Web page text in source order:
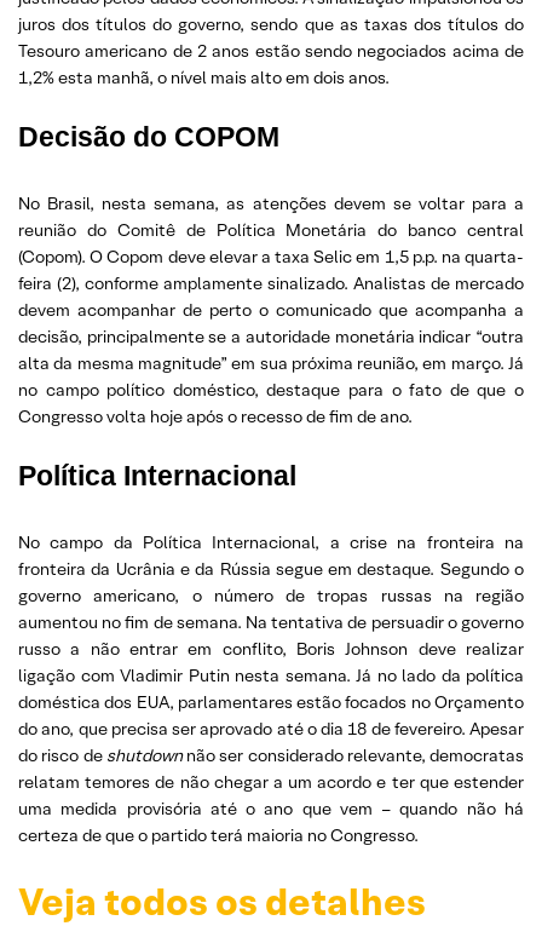
juros dos títulos do governo, sendo que as taxas dos títulos do
Tesouro americano de 2 anos estão sendo negociados acima de
1,2% esta manhã, o nível mais alto em dois anos.
Decisão do COPOM
No Brasil, nesta semana, as atenções devem se voltar para a
reunião do Comitê de Política Monetária do banco central
(Copom). O Copom deve elevar a taxa Selic em 1,5 p.p. na quarta-
feira (2), conforme amplamente sinalizado. Analistas de mercado
devem acompanhar de perto o comunicado que acompanha a
decisão, principalmente se a autoridade monetária indicar “outra
alta da mesma magnitude” em sua próxima reunião, em março. Já
no campo político doméstico, destaque para o fato de que o
Congresso volta hoje após o recesso de fim de ano.
Política Internacional
No campo da Política Internacional, a crise na fronteira na
fronteira da Ucrânia e da Rússia segue em destaque. Segundo o
governo americano, o número de tropas russas na região
aumentou no fim de semana. Na tentativa de persuadir o governo
russo a não entrar em conflito, Boris Johnson deve realizar
ligação com Vladimir Putin nesta semana. Já no lado da política
doméstica dos EUA, parlamentares estão focados no Orçamento
do ano, que precisa ser aprovado até o dia 18 de fevereiro. Apesar
do risco de shutdownnão ser considerado relevante, democratas
relatam temores de não chegar a um acordo e ter que estender
uma medida provisória até o ano que vem – quando não há
certeza de que o partido terá maioria no Congresso.
Veja todos os detalhes